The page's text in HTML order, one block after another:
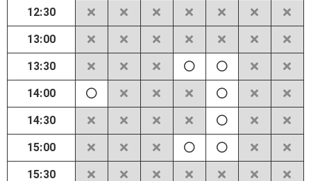
12:30
13:00
13:30
14:00
14:30
15:00
15:30